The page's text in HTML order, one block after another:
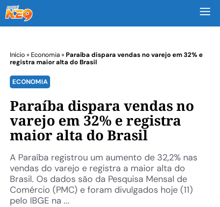
Início » Economia»Paraíba dispara vendas no varejo em 32% e
registra maior alta do Brasil
ECONOMIA
Paraíba dispara vendas no
varejo em 32% e registra
maior alta do Brasil
A Paraíba registrou um aumento de 32,2% nas
vendas do varejo e registra a maior alta do
Brasil. Os dados são da Pesquisa Mensal de
Comércio (PMC) e foram divulgados hoje (11)
pelo IBGE na ...